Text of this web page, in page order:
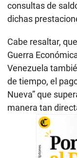
consultas de
dichas
Cabe resaltar,
Guerra
Venezuela
de tiempo, el
Nueva” que
manera tan